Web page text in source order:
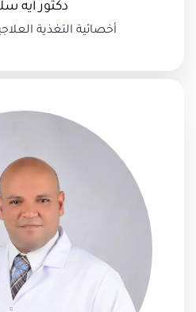
دكتور أيه
أخصائية التغذية